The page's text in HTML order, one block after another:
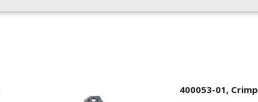
400053-01, Crimp